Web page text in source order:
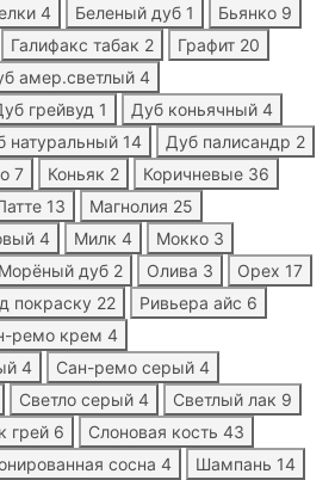
4 Беленый дуб 1 Бьянко 9
Галифакс табак 2 Графит 20
амер.светлый 4
грейвуд 1 Дуб коньячный 4
натуральный 14 Дуб палисандр 2
7 Коньяк 2 Коричневые 36
13 Магнолия 25
4 Милк 4 Мокко 3
Морёный дуб 2 Олива 3 Орех 17
покраску 22 Ривьера айс 6
ремо крем 4
4 Сан-ремо серый 4
Светло серый 4 Светлый лак 9
грей 6 Слоновая кость 43
сосна 4 Шампань 14